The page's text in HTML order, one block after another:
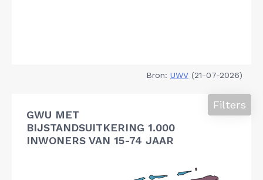
Bron: UWV (21-07-2026)
GWU MET
BIJSTANDSUITKERING 1.000
INWONERS VAN 15-74 JAAR
Filters